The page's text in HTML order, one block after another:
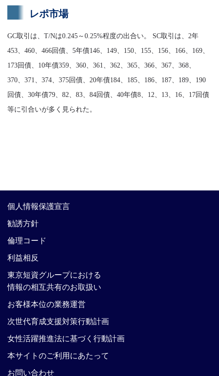
レポ市場
GC取引は、T/Nは0.245～0.25%程度の出合い。 SC取引は、2年
453、460、466回債、5年債146、149、150、155、156、166、169、
173回債、10年債359、360、361、362、365、366、367、368、
370、371、374、375回債、20年債184、185、186、187、189、190
回債、30年債79、82、83、84回債、40年債8、12、13、16、17回債
等に引合いが多く見られた。
個人情報保護宣言
勧誘方針
倫理コード
利益相反
東京短資グループにおける
情報の相互共有のお取扱い
お客様本位の業務運営
次世代育成支援対策行動計画
女性活躍推進法に基づく行動計画
本サイトのご利用にあたって
お問い合わせ